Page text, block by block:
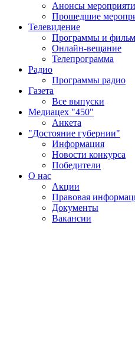
Анонсы
Прошедшие
Телевидение
Программы и
Онлайн-вещание
Телепрограмма
Радио
Программы радио
Газета
Все выпуски
Медиацех "450"
Анкета
"Достояние губернии"
Информация
Новости конкурса
Победители
О нас
Акции
Правовая
Документы
Вакансии